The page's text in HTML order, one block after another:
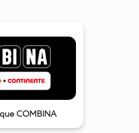
COMBINA